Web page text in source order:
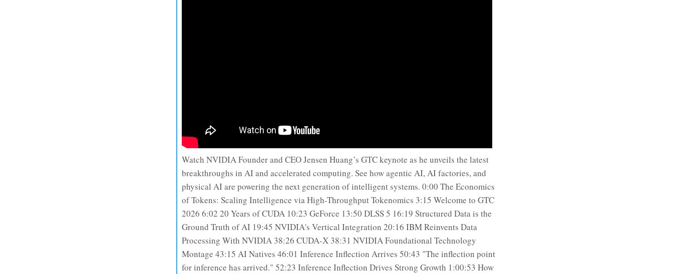
Watch NVIDIA Founder and CEO Jensen Huang’s GTC keynote as he unveils the latest
breakthroughs in AI and accelerated computing. See how agentic AI, AI factories, and
physical AI are powering the next generation of intelligent systems. 0:00 The Economics
of Tokens: Scaling Intelligence via High-Throughput Tokenomics 3:15 Welcome to GTC
2026 6:02 20 Years of CUDA 10:23 GeForce 13:50 DLSS 5 16:19 Structured Data is the
Ground Truth of AI 19:45 NVIDIA's Vertical Integration 20:16 IBM Reinvents Data
Processing With NVIDIA 38:26 CUDA-X 38:31 NVIDIA Foundational Technology
Montage 43:15 AI Natives 46:01 Inference Inflection Arrives 50:43 "The inflection point
for inference has arrived." 52:23 Inference Inflection Drives Strong Growth 1:00:53 How